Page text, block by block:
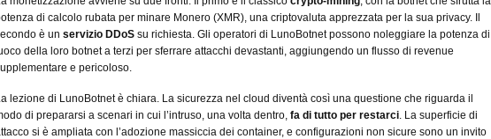
di calcolo rubata per minare Monero (XMR), una criptovaluta apprezzata per la sua privacy. Il
è un servizio DDoS su richiesta. Gli operatori di LunoBotnet possono noleggiare la potenza di
della loro botnet a terzi per sferrare attacchi devastanti, aggiungendo un flusso di revenue
e pericoloso.
lezione di LunoBotnet è chiara. La sicurezza nel cloud diventà così una questione che riguarda il
di prepararsi a scenari in cui l’intruso, una volta dentro, fa di tutto per restarci . La superficie di
si è ampliata con l’adozione massiccia dei container, e configurazioni non sicure sono un invito